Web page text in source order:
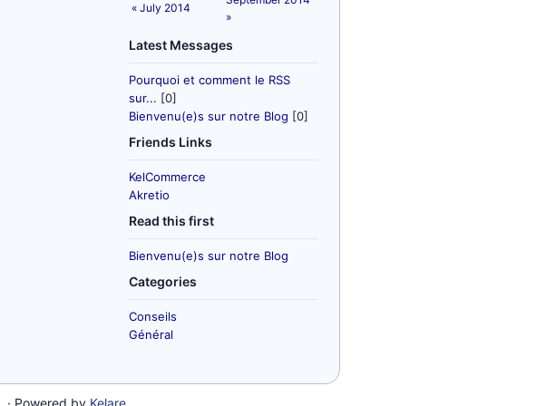
« July 2014
»
Latest Messages
Pourquoi et comment le RSS
sur... [0]
Bienvenu(e)s sur notre Blog [0]
Friends Links
KelCommerce
Akretio
Read this first
Bienvenu(e)s sur notre Blog
Categories
Conseils
Général
· Powered by Kelare